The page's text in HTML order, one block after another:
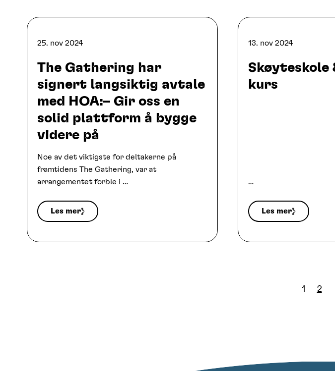
25. nov 2024
The Gathering har
signert langsiktig avtale
med HOA:– Gir oss en
solid plattform å bygge
videre på
Noe av det viktigste for deltakerne på
framtidens The Gathering, var at
arrangementet forble i …
Les mer
13. nov 2024
Skøyteskole
kurs
…
Les mer
1 2